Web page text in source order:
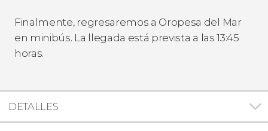
Finalmente, regresaremos a Oropesa del Mar
en minibús. La llegada está prevista a las 13:45
horas.
DETALLES